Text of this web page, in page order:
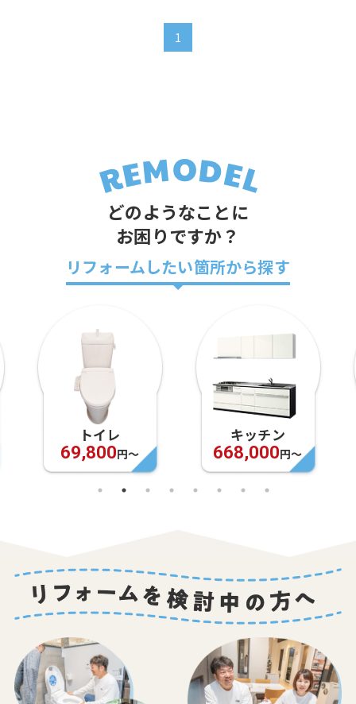
1
どのようなことに
お困りですか？
リフォームしたい箇所から探す
トイレ
69,800円〜
キッチン
668,000円〜